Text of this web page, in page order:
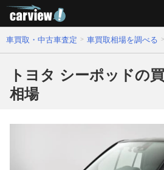
車買取・中古車査定 車買取相場を調べる
トヨタ シーポッドの
相場